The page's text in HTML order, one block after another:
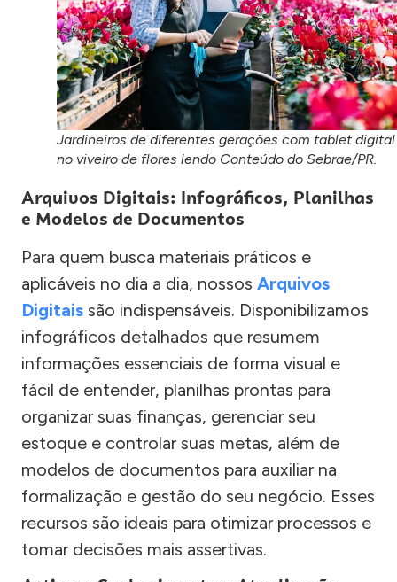
Jardineiros de diferentes gerações com tablet digital
no viveiro de flores lendo Conteúdo do Sebrae/PR.
Arquivos Digitais: Infográficos, Planilhas
e Modelos de Documentos
Para quem busca materiais práticos e
aplicáveis no dia a dia, nossos Arquivos
Digitais são indispensáveis. Disponibilizamos
infográficos detalhados que resumem
informações essenciais de forma visual e
fácil de entender, planilhas prontas para
organizar suas finanças, gerenciar seu
estoque e controlar suas metas, além de
modelos de documentos para auxiliar na
formalização e gestão do seu negócio. Esses
recursos são ideais para otimizar processos e
tomar decisões mais assertivas.